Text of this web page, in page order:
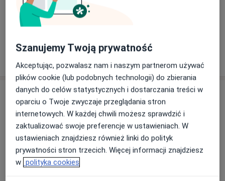
Zobacz galerię (4)
Pokaż więcejo doświadczeniu
Usługi i ceny
Konsultacja kardiologiczna
Od 300 zł Szczegóły
Konsultacja kardiologiczna + EKG
350 zł Szczegóły
Szanujemy Twoją prywatność
Akceptując, pozwalasz nam i naszym partnerom używać
plików cookie (lub podobnych technologii) do zbierania
danych do celów statystycznych i dostarczania treści w
oparciu o Twoje zwyczaje przeglądania stron
internetowych. W każdej chwili możesz sprawdzić i
zaktualizować swoje preferencje w ustawieniach. W
ustawieniach znajdziesz również linki do polityk
prywatności stron trzecich. Więcej informacji znajdziesz
w polityka cookies